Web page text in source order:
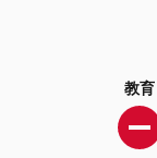
教育